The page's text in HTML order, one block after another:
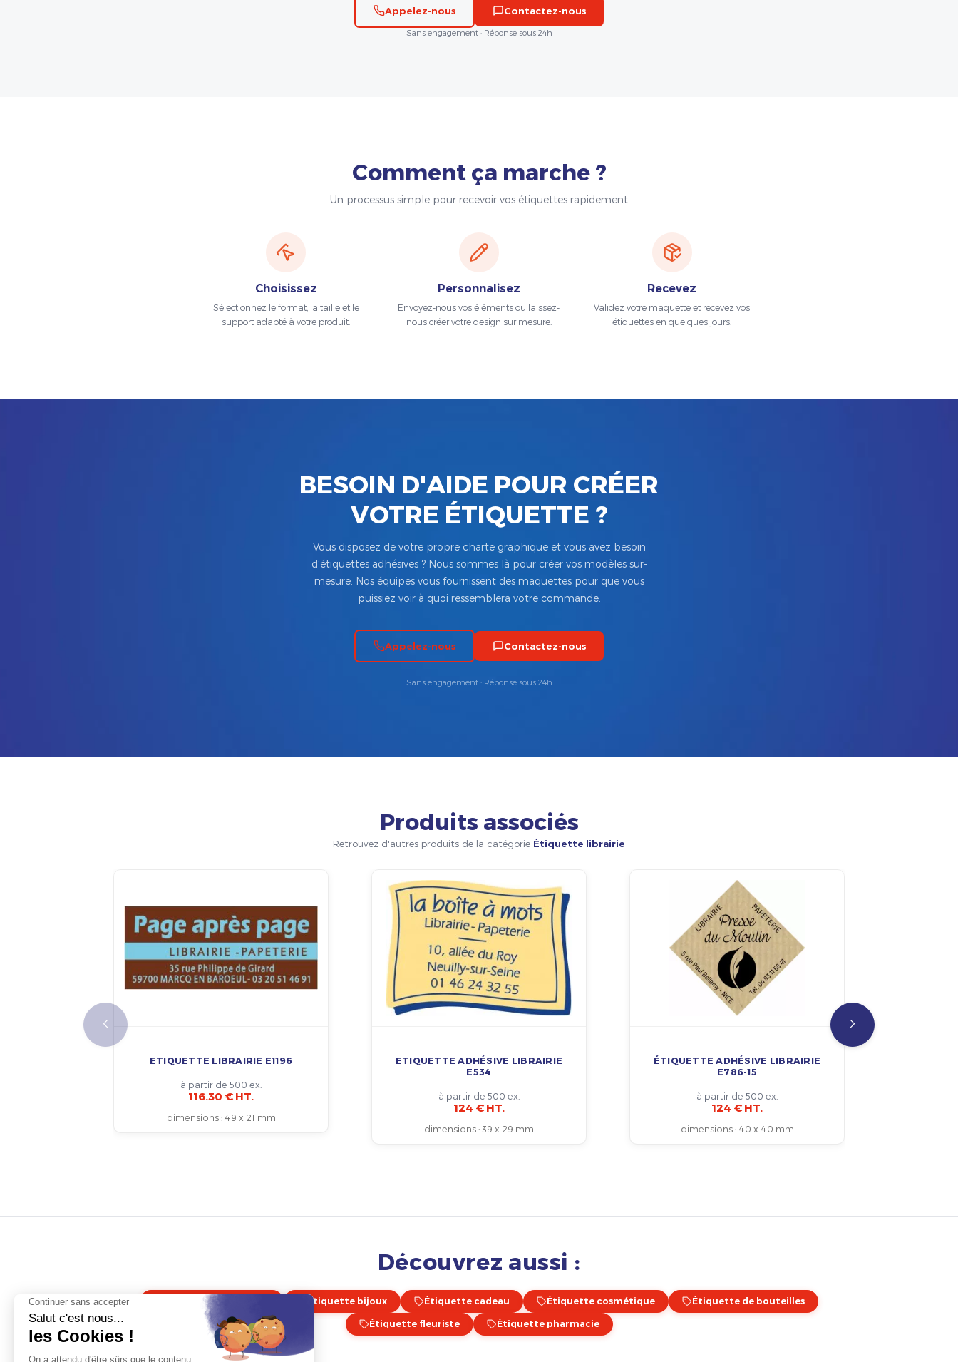
Appelez-nous
Contactez-nous
Sans engagement · Réponse sous 24h
Comment ça marche ?
Un processus simple pour recevoir vos étiquettes rapidement
Choisissez
Sélectionnez le format, la taille et le
support adapté à votre produit.
Personnalisez
Envoyez-nous vos éléments ou laissez-
nous créer votre design sur mesure.
Recevez
Validez votre maquette et recevez vos
étiquettes en quelques jours.
BESOIN D'AIDE POUR CRÉER
VOTRE ÉTIQUETTE ?
Vous disposez de votre propre charte graphique et vous avez besoin
d’étiquettes adhésives ? Nous sommes là pour créer vos modèles sur-
mesure. Nos équipes vous fournissent des maquettes pour que vous
puissiez voir à quoi ressemblera votre commande.
Appelez-nous Contactez-nous
Sans engagement · Réponse sous 24h
Produits associés
Retrouvez d'autres produits de la catégorie Étiquette librairie
ETIQUETTE LIBRAIRIE E1196
à partir de 500 ex.
116.30 € HT.
dimensions: 49 x 21 mm
ETIQUETTE ADHÉSIVE LIBRAIRIE
E534
à partir de 500 ex.
124 € HT.
dimensions : 39 x 29 mm
ÉTIQUETTE ADHÉSIVE LIBRAIRIE
E786-15
à partir de 500 ex.
124 € HT.
dimensions: 40 x 40 mm
Découvrez aussi :
Étiquette alimentaire Étiquette bijoux Étiquette cadeau Étiquette cosmétique Étiquette de bouteilles
Étiquette fleuriste Étiquette pharmacie